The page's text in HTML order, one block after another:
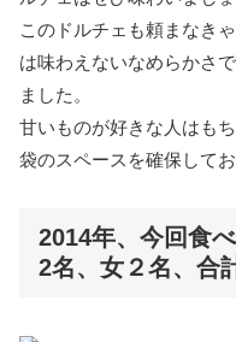
このドルチェも頼まなき
は味わえないなめらかさ
ました。
甘いものが好きな人はも
袋のスペースを確保してお
2014年、今回食
2名、女２名、合